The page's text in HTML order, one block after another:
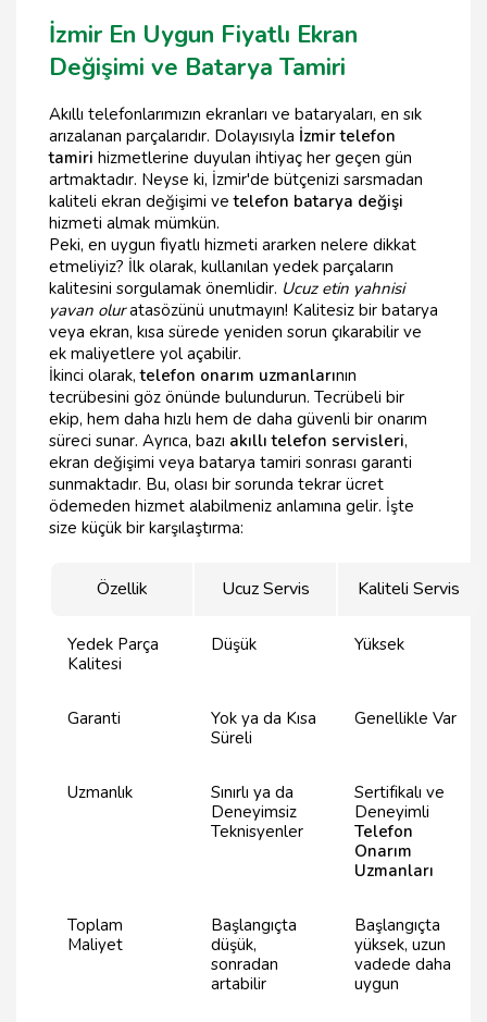
İzmir En Uygun Fiyatlı Ekran
Değişimi ve Batarya Tamiri
Akıllı telefonlarımızın ekranları ve bataryaları, en sık
arızalanan parçalarıdır. Dolayısıyla İzmir telefon
tamiri hizmetlerine duyulan ihtiyaç her geçen gün
artmaktadır. Neyse ki, İzmir'de bütçenizi sarsmadan
kaliteli ekran değişimi vetelefon batarya değişi
hizmeti almak mümkün.
Peki, en uygun fiyatlı hizmeti ararken nelere dikkat
etmeliyiz? İlk olarak, kullanılan yedek parçaların
kalitesini sorgulamak önemlidir. Ucuz etin yahnisi
yavan oluratasözünü unutmayın! Kalitesiz bir batarya
veya ekran, kısa sürede yeniden sorun çıkarabilir ve
ek maliyetlere yol açabilir.
İkinci olarak,telefon onarım uzmanlarının
tecrübesini göz önünde bulundurun. Tecrübeli bir
ekip, hem daha hızlı hem de daha güvenli bir onarım
süreci sunar. Ayrıca, bazı akıllı telefon servisleri,
ekran değişimi veya batarya tamiri sonrası garanti
sunmaktadır. Bu, olası bir sorunda tekrar ücret
ödemeden hizmet alabilmeniz anlamına gelir. İşte
size küçük bir karşılaştırma:
Özellik Ucuz Servis Kaliteli Servis
Yedek Parça
Kalitesi
Düşük Yüksek
Garanti
Yok ya da Kısa
Süreli
Genellikle Var
Uzmanlık
Sınırlı ya da
Deneyimsiz
Teknisyenler
Sertifikalı ve
Deneyimli
Telefon
Onarım
Uzmanları
Toplam
Maliyet
Başlangıçta
düşük,
sonradan
artabilir
Başlangıçta
yüksek, uzun
vadede daha
uygun